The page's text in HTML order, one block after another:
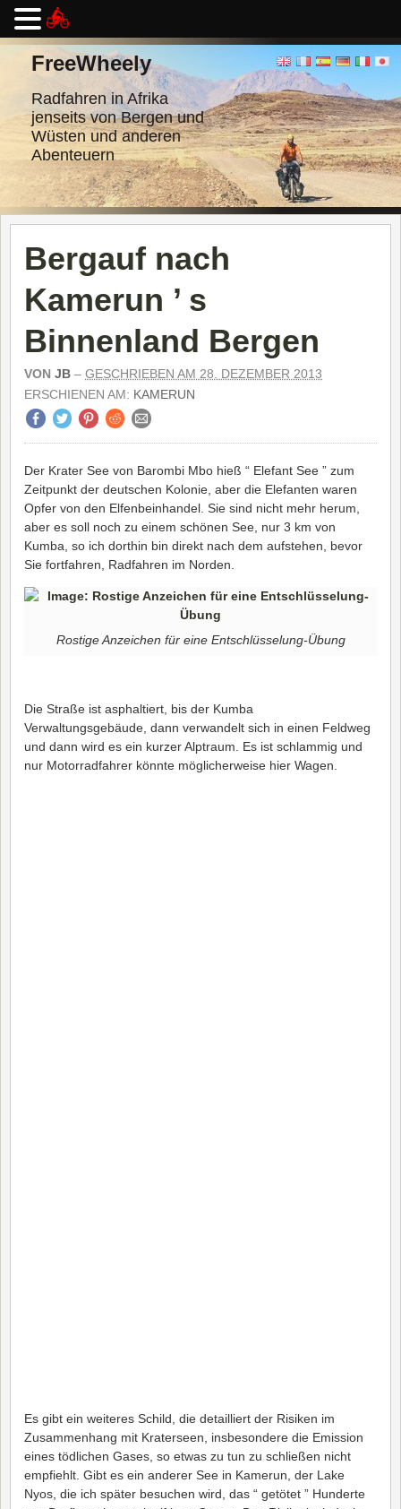
Zum
springenFreeWheely
Radfahren in Afrika
jenseits von Bergen und
Wüsten und anderen
Abenteuern
Bergauf nach
Kamerun ’ s
Binnenland Bergen
VON JB – GESCHRIEBEN AM 28. DEZEMBER 2013
ERSCHIENEN AM: KAMERUN
Der Krater See von Barombi Mbo hieß “ Elefant See ” zum
Zeitpunkt der deutschen Kolonie, aber die Elefanten waren
Opfer von den Elfenbeinhandel. Sie sind nicht mehr herum,
aber es soll noch zu einem schönen See, nur 3 km von
Kumba, so ich dorthin bin direkt nach dem aufstehen, bevor
Sie fortfahren, Radfahren im Norden.
Rostige Anzeichen für eine Entschlüsselung-Übung
Die Straße ist asphaltiert, bis der Kumba
Verwaltungsgebäude, dann verwandelt sich in einen Feldweg
und dann wird es ein kurzer Alptraum. Es ist schlammig und
nur Motorradfahrer könnte möglicherweise hier Wagen.
Es gibt ein weiteres Schild, die detailliert der Risiken im
Zusammenhang mit Kraterseen, insbesondere die Emission
eines tödlichen Gases, so etwas zu tun zu schließen nicht
empfiehlt. Gibt es ein anderer See in Kamerun, der Lake
Nyos, die ich später besuchen wird, das “ getötet ” Hunderte